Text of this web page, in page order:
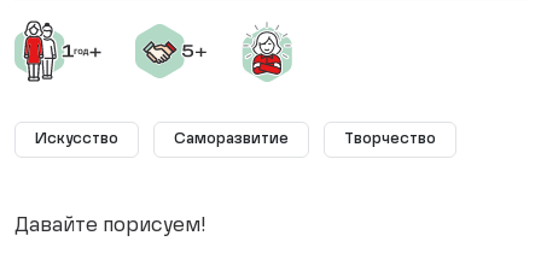
Искусство Саморазвитие Творчество
Давайте порисуем!